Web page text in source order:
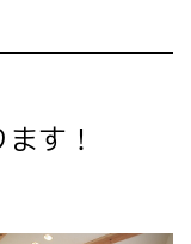
す！